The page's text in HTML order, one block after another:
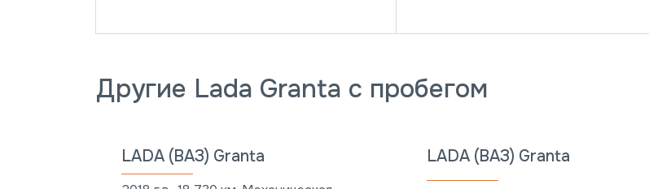
Другие Lada Granta с пробегом
LADA (ВАЗ) Granta LADA (ВАЗ) Granta